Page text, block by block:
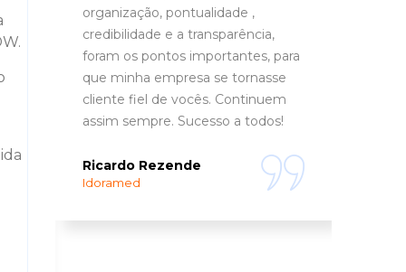
organização, pontualidade ,
credibilidade e a transparência,
foram os pontos importantes, para
que minha empresa se tornasse
cliente fiel de vocês. Continuem
assim sempre. Sucesso a todos!
Ricardo Rezende
Idoramed